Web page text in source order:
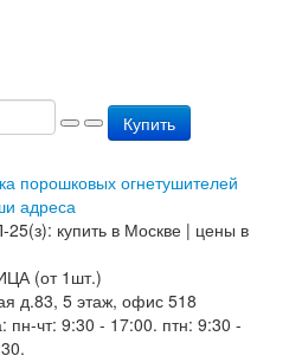
Купить
порошковых огнетушителей
адреса
(от 1шт.)
д.83, 5 этаж, офис 518
пн-чт: 9:30 - 17:00. птн: 9:30 -